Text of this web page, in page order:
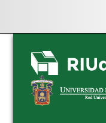
Skip
navigation